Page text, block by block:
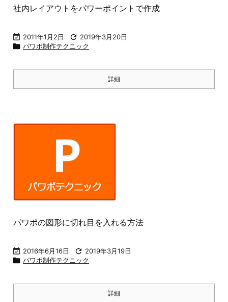
社内レイアウトをパワーポイントで作成
 2011年1月2日  2019年3月20日
 パワポ制作テクニック
詳細
パワポの図形に切れ目を入れる方法
 2016年6月16日  2019年3月19日
 パワポ制作テクニック
詳細